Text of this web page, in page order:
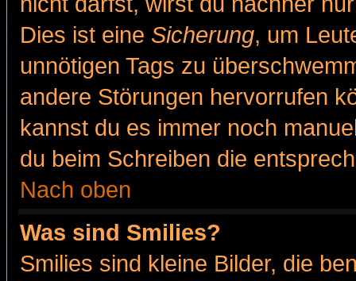
Dies ist eine Sicherung, um
unnötigen Tags zu
andere Störungen hervorrufen
kannst du es immer noch
du beim Schreiben die
Nach oben
Was sind Smilies?
Smilies sind kleine Bilder, die